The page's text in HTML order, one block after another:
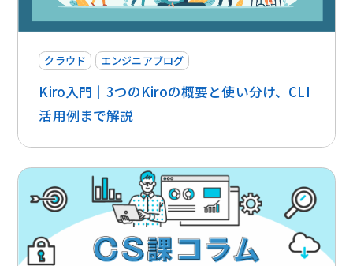
クラウド エンジニアブログ
Kiro入門｜3つのKiroの概要と使い分け、CLI
活用例まで解説